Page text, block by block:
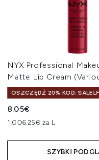
NYX Professional
Matte Lip Cream
OSZCZĘDŹ 20% KOD: SALELF
8.05€
1,006.25€ za L
SZYBKI